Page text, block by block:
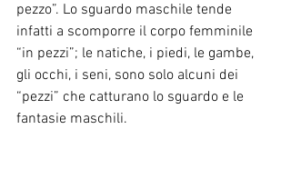
pezzo”. Lo sguardo maschile tende
infatti a scomporre il corpo femminile
“in pezzi”; le natiche, i piedi, le gambe,
gli occhi, i seni, sono solo alcuni dei
“pezzi” che catturano lo sguardo e le
fantasie maschili.